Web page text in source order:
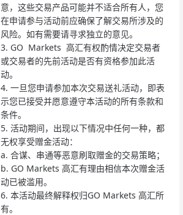
意，这些交易产品可能并不适合所有人，您
在申请参与活动前应确保了解交易所涉及的
风险。如有需要请寻求独立的意见。
3. GO Markets 高汇有权酌情决定交易者
或交易者的先前活动是否有资格参加此活
动。
4. 一旦您申请参加本次交易送礼活动，即表
示您已接受并愿意遵守本活动的所有条款和
条件。
5. 活动期间，出现以下情况中任何一种，都
无权享受赠金活动：
a. 合谋、串通等恶意刷取赠金的交易策略；
b. GO Markets 高汇有理由相信本次赠金活
动已被滥用。
6. 本活动最终解释权归GO Markets 高汇所
有。